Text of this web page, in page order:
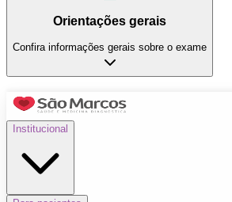
Orientações gerais
Confira informações gerais sobre o exame
Institucional